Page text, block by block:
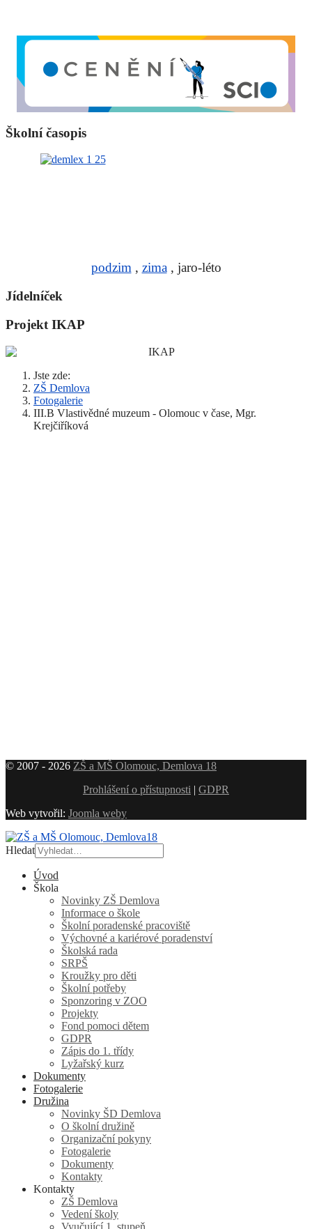
Školní časopis
podzim, zima, jaro-léto
Jídelníček
Projekt IKAP
Jste zde:
ZŠ Demlova
Fotogalerie
III.B Vlastivědné muzeum - Olomouc v čase, Mgr.
Krejčiříková
© 2007 - 2026 ZŠ a MŠ Olomouc, Demlova 18
Prohlášení o přístupnosti | GDPR
Web vytvořil: Joomla weby
Hledat
Úvod
Škola
Novinky ZŠ Demlova
Informace o škole
Školní poradenské pracoviště
Výchovné a kariérové poradenství
Školská rada
SRPŠ
Kroužky pro děti
Školní potřeby
Sponzoring v ZOO
Projekty
Fond pomoci dětem
GDPR
Zápis do 1. třídy
Lyžařský kurz
Dokumenty
Fotogalerie
Družina
Novinky ŠD Demlova
O školní družině
Organizační pokyny
Fotogalerie
Dokumenty
Kontakty
Kontakty
ZŠ Demlova
Vedení školy
Vyučující 1. stupeň